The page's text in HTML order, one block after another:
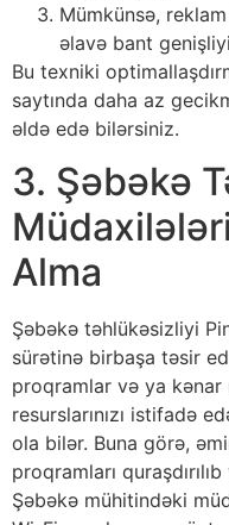
Mümkünsə,
əlavə bant
Bu texniki
saytında daha az
əldə edə bilərsiniz.
3. Şəbəkə
Alma
Şəbəkə təhlükəsizliyi
sürətinə birbaşa təsir
proqramlar və ya
resurslarınızı istifadə
ola bilər. Buna görə,
proqramları
Şəbəkə mühitindəki